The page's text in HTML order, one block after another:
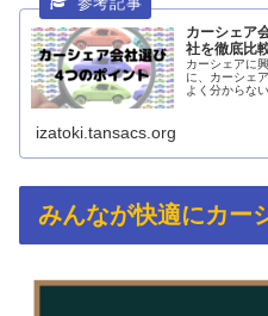
カーシェア
社を徹底比
カーシェアに
に、カーシェ
よく分からないですよね。 私
izatoki.tansacs.org
みんなが快適にカー